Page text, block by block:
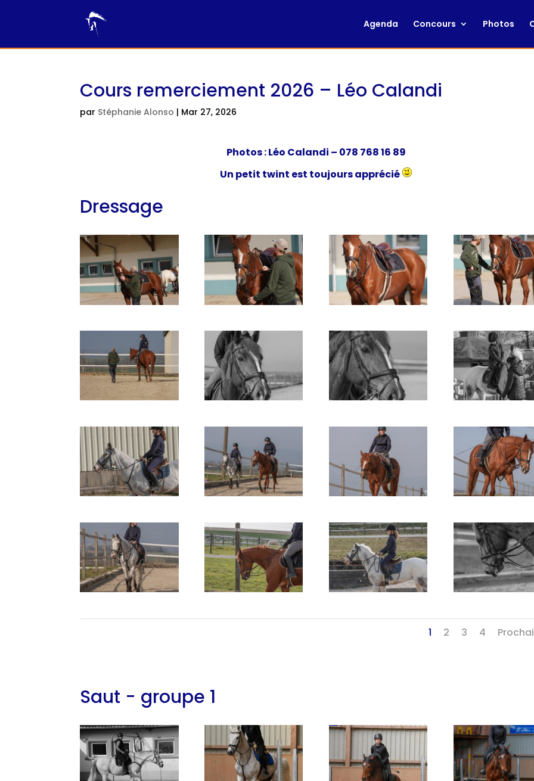
Agenda Concours Photos
Cours remerciement 2026 – Léo Calandi
par Stéphanie Alonso | Mar 27, 2026
Photos :Léo Calandi – 078 768 16 89
Un petit twint est toujours apprécié
Dressage
1 2 3 4
Saut - groupe 1